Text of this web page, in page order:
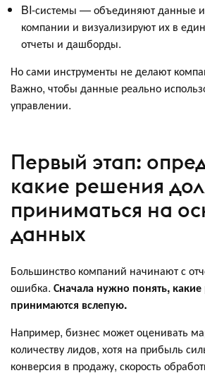
BI-системы — объединяют данные
компании и визуализируют их в
отчеты и дашборды.
Но сами инструменты не делают
Важно, чтобы данные реально
управлении.
Первый этап:
какие решения
приниматься на
данных
Большинство компаний начинают с
ошибка. Сначала нужно понять,
принимаются вслепую.
Например, бизнес может оценивать
количеству лидов, хотя на прибыль
конверсия в продажу, скорость